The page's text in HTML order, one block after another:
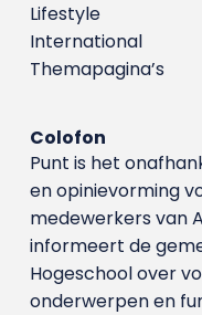
Lifestyle
International
Themapagina’s
Colofon
Punt is het
en opinievorming
medewerkers van
informeert de
Hogeschool over
onderwerpen en